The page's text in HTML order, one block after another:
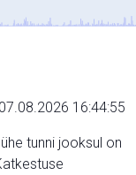
16:44:55
tunni jooksul on